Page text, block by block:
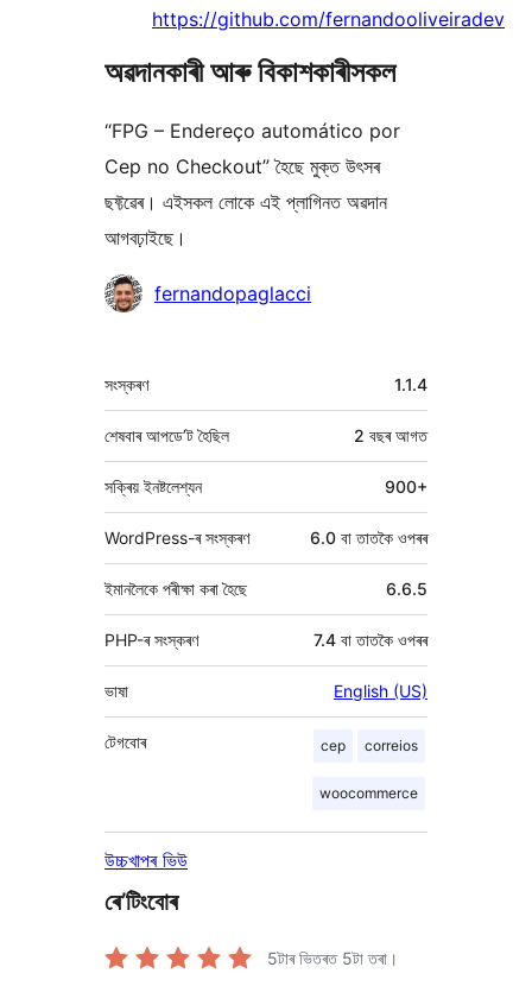
https://github.com/fernandooliveiradev
অৱদানকাৰী আৰু বিকাশকাৰীসকল
“FPG – Endereço automático por
Cep no Checkout” হৈছে মুক্ত উৎসৰ
ছফ্টৱেৰ। এইসকল লোকে এই প্লাগিনত অৱদান
আগবঢ়াইছে।
অৱদানকাৰীসকলfernandopaglacci
মেটা 1.1.4
সংস্কৰণ
2 বছৰআগত
শেষবাৰ আপডে’ট হৈছিল
সক্ৰিয় ইনষ্টলেশ্যন 900+
WordPress-ৰ সংস্কৰণ 6.0 বা তাতকৈ ওপৰৰ
ইমানলৈকে পৰীক্ষা কৰা হৈছে 6.6.5
PHP-ৰ সংস্কৰণ 7.4 বা তাতকৈ ওপৰৰ
ভাষা English (US)
cep correios
woocommerce
টেগবোৰ
উচ্চখাপৰ ভিউ
ৰে’টিংবোৰ
5টাৰ ভিতৰত 5টা তৰা।